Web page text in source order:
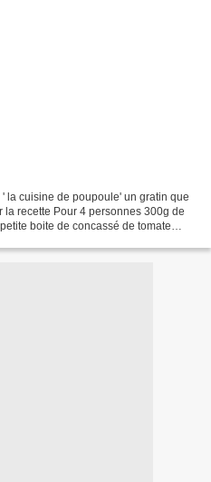
la cuisine de poupoule' un gratin que
recette Pour 4 personnes 300g de
boite de concassé de tomate